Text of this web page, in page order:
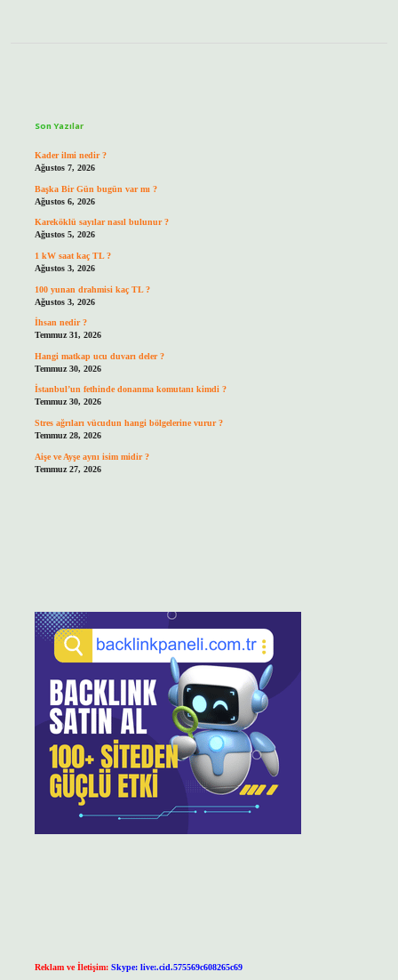
Son Yazılar
Kader ilmi nedir ?
Ağustos 7, 2026
Başka Bir Gün bugün var mı ?
Ağustos 6, 2026
Kareköklü sayılar nasıl bulunur ?
Ağustos 5, 2026
1 kW saat kaç TL ?
Ağustos 3, 2026
100 yunan drahmisi kaç TL ?
Ağustos 3, 2026
İhsan nedir ?
Temmuz 31, 2026
Hangi matkap ucu duvarı deler ?
Temmuz 30, 2026
İstanbul’un fethinde donanma komutanı kimdi ?
Temmuz 30, 2026
Stres ağrıları vücudun hangi bölgelerine vurur ?
Temmuz 28, 2026
Aişe ve Ayşe aynı isim midir ?
Temmuz 27, 2026
Reklam ve İletişim: Skype: live:.cid.575569c608265c69